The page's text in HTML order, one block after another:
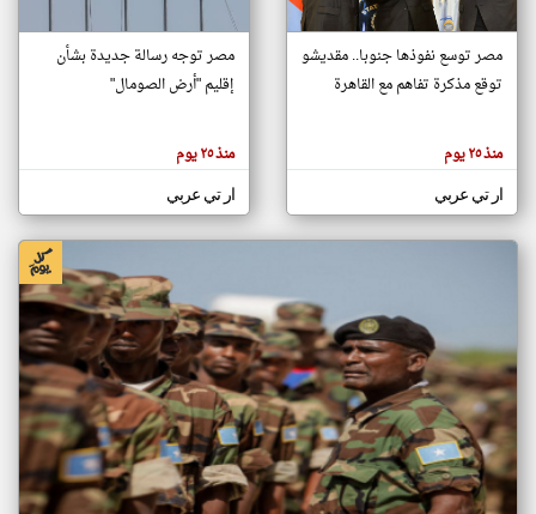
تغيير الدولة
اخبار الصومال على مدار الساعة
أهم اخبار الصومال العاجلة والمباشرة
هنا عن
وجهة
كاتبيها.
مصر توسع نفوذها جنوبا.. مقديشو
توقع مذكرة تفاهم مع القاهرة
منذ ٢٥ يوم
ار تي عربي
مصر توجه رسالة جديدة بشأن
إقليم "أرض الصومال"
منذ ٢٥ يوم
ار تي عربي
klyoum.com